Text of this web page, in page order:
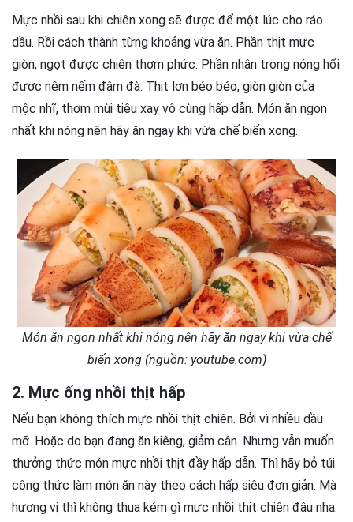
Mực nhồi sau khi chiên xong sẽ được để một lúc cho ráo
dầu. Rồi cách thành từng khoảng vừa ăn. Phần thịt mực
giòn, ngọt được chiên thơm phức. Phần nhân trong nóng hổi
được nêm nếm đậm đà. Thịt lợn béo béo, giòn giòn của
mộc nhĩ, thơm mùi tiêu xay vô cùng hấp dẫn. Món ăn ngon
nhất khi nóng nên hãy ăn ngay khi vừa chế biến xong.
Món ăn ngon nhất khi nóng nên hãy ăn ngay khi vừa chế
biến xong (nguồn: youtube.com)
2. Mực ống nhồi thịt hấp
Nếu bạn không thích mực nhồi thịt chiên. Bởi vì nhiều dầu
mỡ. Hoặc do bạn đang ăn kiêng, giảm cân. Nhưng vẫn muốn
thưởng thức món mực nhồi thịt đầy hấp dẫn. Thì hãy bỏ túi
công thức làm món ăn này theo cách hấp siêu đơn giản. Mà
hương vị thì không thua kém gì mực nhồi thịt chiên đâu nha.